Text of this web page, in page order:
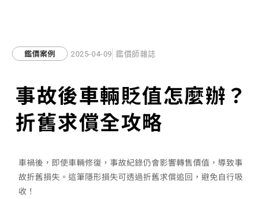
鑑價案例 2025-04-09 鑑價師雜誌
事故後車輛貶值怎麼辦？
折舊求償全攻略
車禍後，即使車輛修復，事故紀錄仍會影響轉售價值，導致事
故折舊損失。這筆隱形損失可透過折舊求償追回，避免自行吸
收！